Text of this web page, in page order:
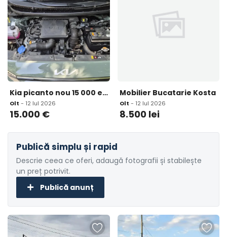
Kia picanto nou 15 000 eur
Olt - 12 Iul 2026
15.000 €
Mobilier Bucatarie Kosta
Olt - 12 Iul 2026
8.500 lei
Publică simplu și rapid
Descrie ceea ce oferi, adaugă fotografii și stabilește
un preț potrivit.
Publică anunț